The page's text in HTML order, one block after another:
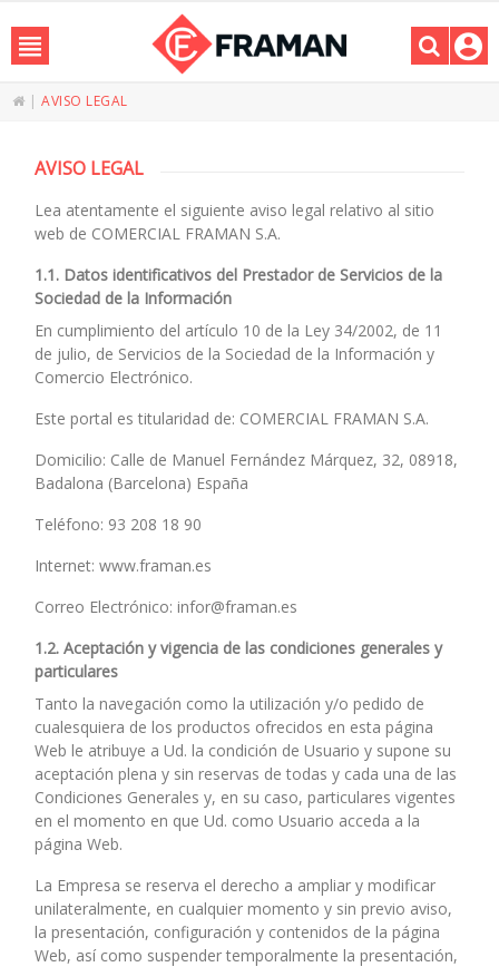
|AVISO LEGAL
AVISO LEGAL
Lea atentamente el siguiente aviso legal relativo al sitio
web de COMERCIAL FRAMAN S.A.
1.1. Datos identificativos del Prestador de Servicios de la
Sociedad de la Información
En cumplimiento del artículo 10 de la Ley 34/2002, de 11
de julio, de Servicios de la Sociedad de la Información y
Comercio Electrónico.
Este portal es titularidad de: COMERCIAL FRAMAN S.A.
Domicilio: Calle de Manuel Fernández Márquez, 32, 08918,
Badalona (Barcelona) España
Teléfono: 93 208 18 90
Internet: www.framan.es
Correo Electrónico: infor@framan.es
1.2. Aceptación y vigencia de las condiciones generales y
particulares
Tanto la navegación como la utilización y/o pedido de
cualesquiera de los productos ofrecidos en esta página
Web le atribuye a Ud. la condición de Usuario y supone su
aceptación plena y sin reservas de todas y cada una de las
Condiciones Generales y, en su caso, particulares vigentes
en el momento en que Ud. como Usuario acceda a la
página Web.
La Empresa se reserva el derecho a ampliar y modificar
unilateralmente, en cualquier momento y sin previo aviso,
la presentación, configuración y contenidos de la página
Web, así como suspender temporalmente la presentación,